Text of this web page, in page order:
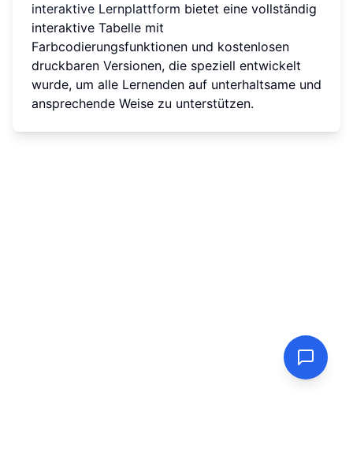
interaktive Lernplattform bietet eine vollständig
interaktive Tabelle mit
Farbcodierungsfunktionen und kostenlosen
druckbaren Versionen, die speziell entwickelt
wurde, um alle Lernenden auf unterhaltsame und
ansprechende Weise zu unterstützen.